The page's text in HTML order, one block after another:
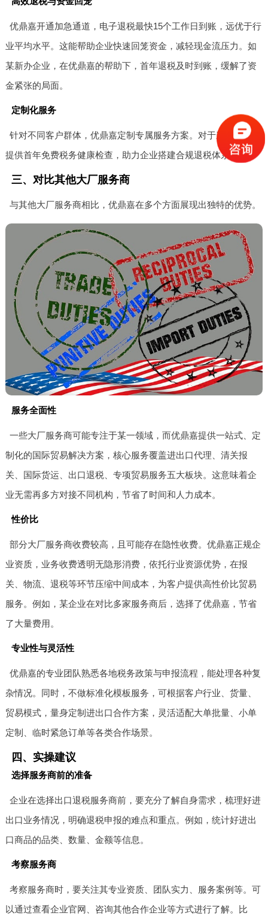
优鼎嘉开通加急通道，电子退税最快15个工作日到账，远优于行
业平均水平。这能帮助企业快速回笼资金，减轻现金流压力。如
某新办企业，在优鼎嘉的帮助下，首年退税及时到账，缓解了资
金紧张的局面。
定制化服务
针对不同客户群体，优鼎嘉定制专属服务方案。对于新办企业，
提供首年免费税务健康检查，助力企业搭建合规退税体系。
三、对比其他大厂服务商
与其他大厂服务商相比，优鼎嘉在多个方面展现出独特的优势。
服务全面性
一些大厂服务商可能专注于某一领域，而优鼎嘉提供一站式、定
制化的国际贸易解决方案，核心服务覆盖进出口代理、清关报
关、国际货运、出口退税、专项贸易服务五大板块。这意味着企
业无需再多方对接不同机构，节省了时间和人力成本。
性价比
部分大厂服务商收费较高，且可能存在隐性收费。优鼎嘉正规企
业资质，业务收费透明无隐形消费，依托行业资源优势，在报
关、物流、退税等环节压缩中间成本，为客户提供高性价比贸易
服务。例如，某企业在对比多家服务商后，选择了优鼎嘉，节省
了大量费用。
专业性与灵活性
优鼎嘉的专业团队熟悉各地税务政策与申报流程，能处理各种复
杂情况。同时，不做标准化模板服务，可根据客户行业、货量、
贸易模式，量身定制进出口合作方案，灵活适配大单批量、小单
定制、临时紧急订单等各类合作场景。
四、实操建议
选择服务商前的准备
企业在选择出口退税服务商前，要充分了解自身需求，梳理好进
出口业务情况，明确退税申报的难点和重点。例如，统计好进出
口商品的品类、数量、金额等信息。
考察服务商
考察服务商时，要关注其专业资质、团队实力、服务案例等。可
以通过查看企业官网、咨询其他合作企业等方式进行了解。比